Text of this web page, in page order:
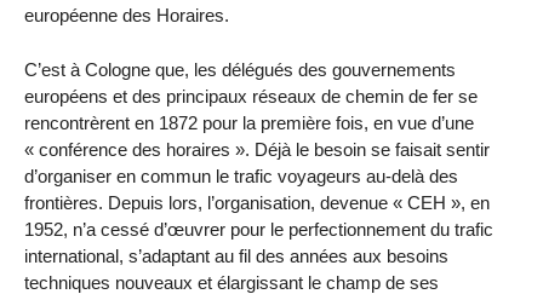
européenne des Horaires.
C’est à Cologne que, les délégués des gouvernements
européens et des principaux réseaux de chemin de fer se
rencontrèrent en 1872 pour la première fois, en vue d’une
« conférence des horaires ». Déjà le besoin se faisait sentir
d’organiser en commun le trafic voyageurs au-delà des
frontières. Depuis lors, l’organisation, devenue « CEH », en
1952, n’a cessé d’œuvrer pour le perfectionnement du trafic
international, s’adaptant au fil des années aux besoins
techniques nouveaux et élargissant le champ de ses